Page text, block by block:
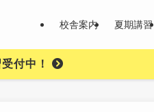
校舎案内 夏期講習
付中！